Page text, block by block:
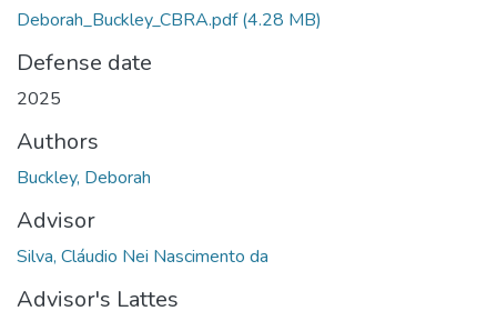
Deborah_Buckley_CBRA.pdf(4.28 MB)
Defense date
2025
Authors
Buckley, Deborah
Advisor
Silva, Cláudio Nei Nascimento da
Advisor's Lattes